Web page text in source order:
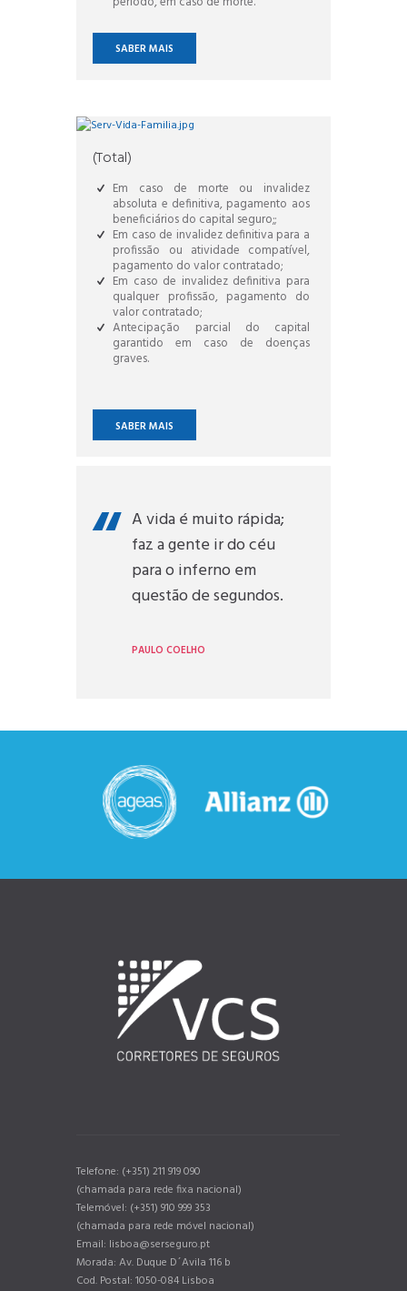
SABER MAIS
(Total)
Em caso de morte ou invalidez
absoluta e definitiva, pagamento aos
beneficiários do capital seguro;;
Em caso de invalidez definitiva para a
profissão ou atividade compatível,
pagamento do valor contratado;
Em caso de invalidez definitiva para
qualquer profissão, pagamento do
valor contratado;
Antecipação parcial do capital
garantido em caso de doenças
graves.
SABER MAIS
A vida é muito rápida;
faz a gente ir do céu
para o inferno em
questão de segundos.
PAULO COELHO
Telefone: (+351) 211 919 090
(chamada para rede fixa nacional)
Telemóvel: (+351) 910 999 353
(chamada para rede móvel nacional)
Email: lisboa@serseguro.pt
Morada: Av. Duque D´Avila 116 b
Cod. Postal: 1050-084 Lisboa